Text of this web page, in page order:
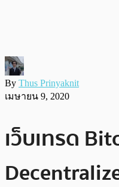
By Thus Prinyaknit
เมษายน 9, 2020
เว็บเทรด